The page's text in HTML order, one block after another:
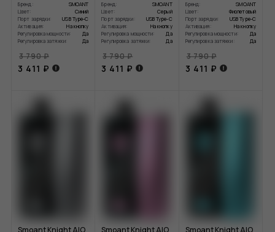
Бренд:
SMOANT
Цвет:
Синий
Порт зарядки:
USB Type-C
Активация:
На кнопку
Регулировка мощности:
Да
Регулировка затяжки:
Да
3 790 ₽
3 411 ₽
Бренд:
SMOANT
Цвет:
Серый
Порт зарядки:
USB Type-C
Активация:
На кнопку
Регулировка мощности:
Да
Регулировка затяжки:
Да
3 790 ₽
3 411 ₽
Бренд:
SMOANT
Цвет:
Фиолетовый
Порт зарядки:
USB Type-C
Активация:
На кнопку
Регулировка мощности:
Да
Регулировка затяжки:
Да
3 790 ₽
3 411 ₽
Smoant Knight AIO
Smoant Knight AIO
Smoant Knight AIO